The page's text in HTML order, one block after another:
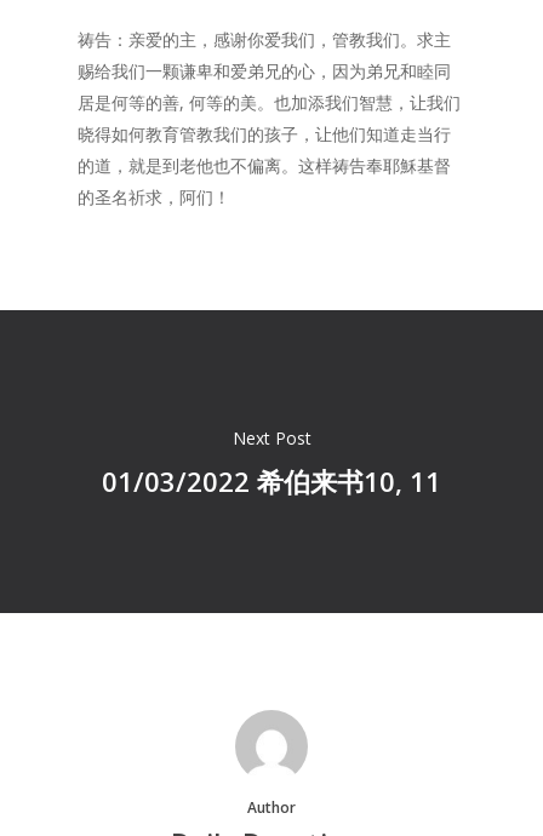
祷告：亲爱的主，感谢你爱我们，管教我们。求主
赐给我们一颗谦卑和爱弟兄的心，因为弟兄和睦同
居是何等的善, 何等的美。也加添我们智慧，让我们
晓得如何教育管教我们的孩子，让他们知道走当行
的道，就是到老他也不偏离。这样祷告奉耶穌基督
的圣名祈求，阿们！
Next Post
01/03/2022 希伯来书10, 11
Author